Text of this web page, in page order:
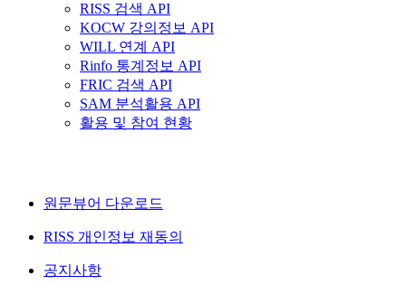
RISS 검색 API
KOCW 강의정보 API
WILL 연계 API
Rinfo 통계정보 API
FRIC 검색 API
SAM 분석활용 API
활용 및 참여 현황
원문뷰어 다운로드
RISS 개인정보 재동의
공지사항